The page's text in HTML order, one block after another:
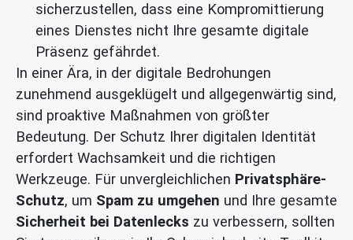
sicherzustellen, dass eine Kompromittierung
eines Dienstes nicht Ihre gesamte digitale
Präsenz gefährdet.
In einer Ära, in der digitale Bedrohungen
zunehmend ausgeklügelt und allgegenwärtig sind,
sind proaktive Maßnahmen von größter
Bedeutung. Der Schutz Ihrer digitalen Identität
erfordert Wachsamkeit und die richtigen
Werkzeuge. Für unvergleichlichen Privatsphäre-
Schutz, um Spam zu umgehen und Ihre gesamte
Sicherheit bei Datenlecks zu verbessern, sollten